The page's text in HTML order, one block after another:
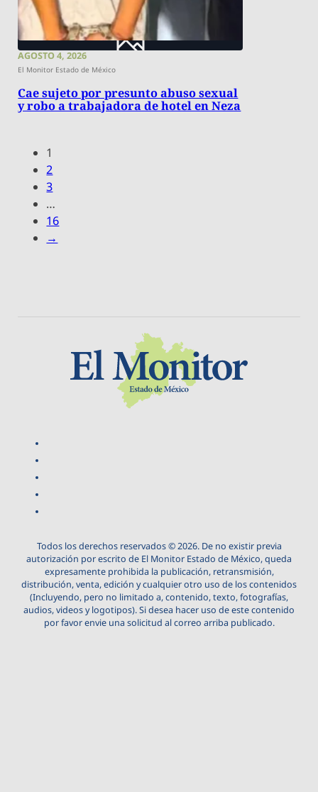
AGOSTO 4, 2026
El Monitor Estado de México
Cae sujeto por presunto abuso sexual
y robo a trabajadora de hotel en Neza
1
2
3
…
16
→
Todos los derechos reservados © 2026. De no existir previa
autorización por escrito de El Monitor Estado de México, queda
expresamente prohibida la publicación, retransmisión,
distribución, venta, edición y cualquier otro uso de los contenidos
(Incluyendo, pero no limitado a, contenido, texto, fotografías,
audios, videos y logotipos). Si desea hacer uso de este contenido
por favor envie una solicitud al correo arriba publicado.